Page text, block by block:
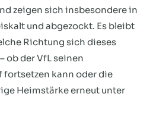
zeigen sich insbesondere in
und abgezockt. Es bleibt
Richtung sich dieses
ob der VfL seinen
fortsetzen kann oder die
Heimstärke erneut unter